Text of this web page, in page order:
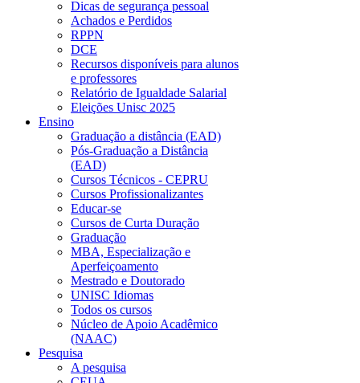
Dicas de segurança pessoal
Achados e Perdidos
RPPN
DCE
Recursos disponíveis para alunos
e professores
Relatório de Igualdade Salarial
Eleições Unisc 2025
Ensino
Graduação a distância (EAD)
Pós-Graduação a Distância
(EAD)
Cursos Técnicos - CEPRU
Cursos Profissionalizantes
Educar-se
Cursos de Curta Duração
Graduação
MBA, Especialização e
Aperfeiçoamento
Mestrado e Doutorado
UNISC Idiomas
Todos os cursos
Núcleo de Apoio Acadêmico
(NAAC)
Pesquisa
A pesquisa